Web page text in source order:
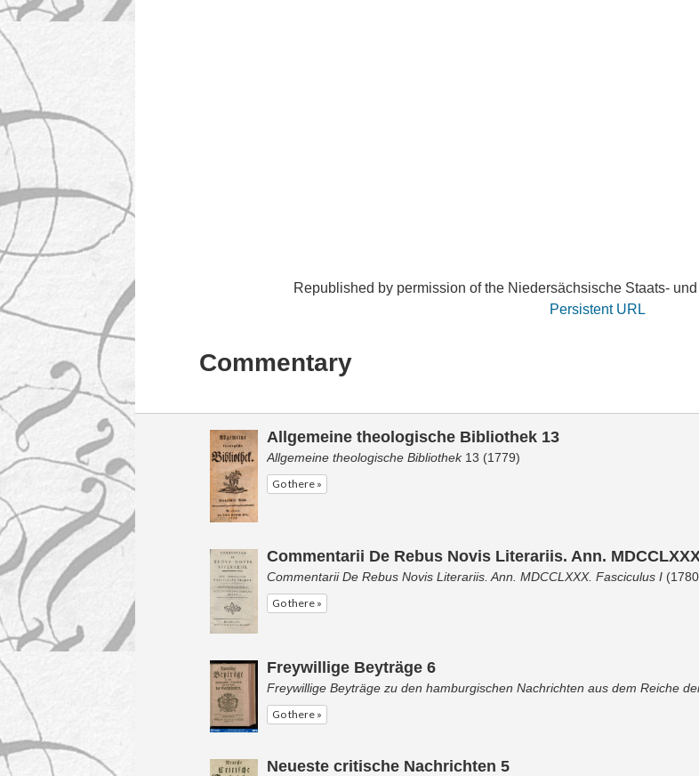
Republished by permission of the Niedersächsische Staats-
Persistent URL
Commentary
Allgemeine theologische Bibliothek 13
Allgemeine theologische Bibliothek13 (1779)
Go there »
Commentarii De Rebus Novis Literariis. Ann.
Commentarii De Rebus Novis Literariis. Ann. MDCCLXXX. Fasciculus I
Go there »
Freywillige Beyträge 6
Freywillige Beyträge zu den hamburgischen Nachrichten aus dem Reiche
Go there »
Neueste critische Nachrichten 5